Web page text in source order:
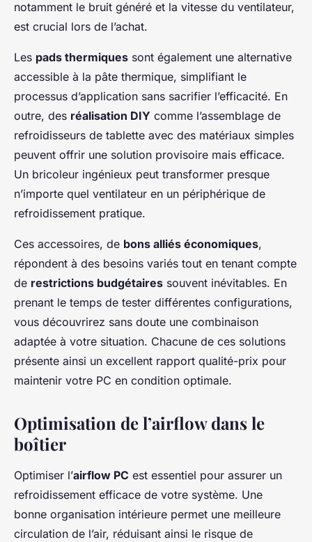
notamment le bruit généré et la vitesse du ventilateur,
est crucial lors de l’achat.
Les pads thermiques sont également une alternative
accessible à la pâte thermique, simplifiant le
processus d’application sans sacrifier l’efficacité. En
outre, des réalisation DIY comme l’assemblage de
refroidisseurs de tablette avec des matériaux simples
peuvent offrir une solution provisoire mais efficace.
Un bricoleur ingénieux peut transformer presque
n’importe quel ventilateur en un périphérique de
refroidissement pratique.
Ces accessoires, de bons alliés économiques,
répondent à des besoins variés tout en tenant compte
de restrictions budgétaires souvent inévitables. En
prenant le temps de tester différentes configurations,
vous découvrirez sans doute une combinaison
adaptée à votre situation. Chacune de ces solutions
présente ainsi un excellent rapport qualité-prix pour
maintenir votre PC en condition optimale.
Optimisation de l’airflow dans le
boîtier
Optimiser l’airflow PC est essentiel pour assurer un
refroidissement efficace de votre système. Une
bonne organisation intérieure permet une meilleure
circulation de l’air, réduisant ainsi le risque de